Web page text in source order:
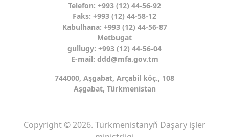
Telefon: +993 (12) 44-56-92
Faks: +993 (12) 44-58-12
Kabulhana: +993 (12) 44-56-87
Metbugat
gullugy: +993 (12) 44-56-04
E-mail: ddd@mfa.gov.tm
744000, Aşgabat, Arçabil köç., 108
Aşgabat, Türkmenistan
Copyright © 2026. Türkmenistanyň Daşary işler